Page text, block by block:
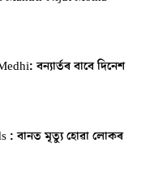
বন্যাৰ্তৰ বাবে দিনেশ
বানত মৃত্যু হোৱা লোকৰ